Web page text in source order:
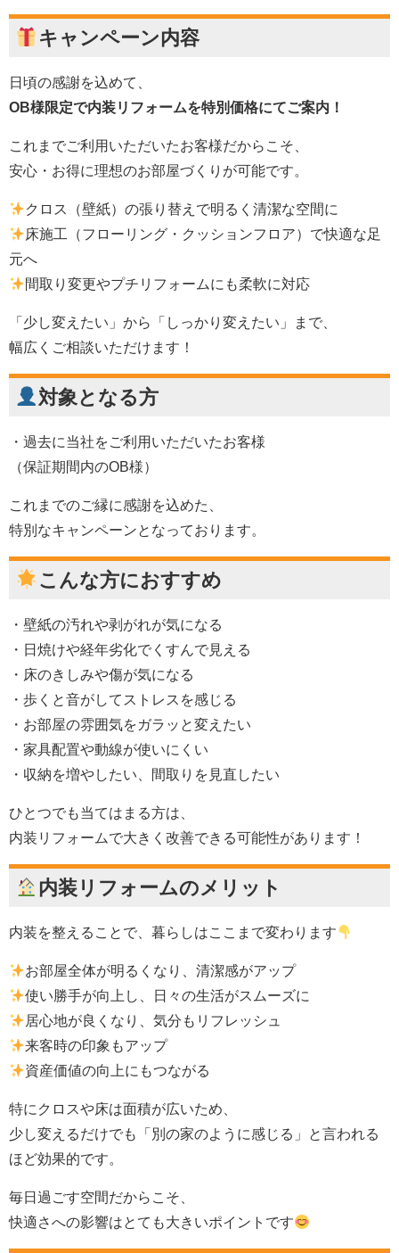
キャンペーン内容
日頃の感謝を込めて、
OB様限定で内装リフォームを特別価格にてご案内！
これまでご利用いただいたお客様だからこそ、
安心・お得に理想のお部屋づくりが可能です。
クロス（壁紙）の張り替えで明るく清潔な空間に
床施工（フローリング・クッションフロア）で快適な足
元へ
間取り変更やプチリフォームにも柔軟に対応
「少し変えたい」から「しっかり変えたい」まで、
幅広くご相談いただけます！
対象となる方
・過去に当社をご利用いただいたお客様
（保証期間内のOB様）
これまでのご縁に感謝を込めた、
特別なキャンペーンとなっております。
こんな方におすすめ
・壁紙の汚れや剥がれが気になる
・日焼けや経年劣化でくすんで見える
・床のきしみや傷が気になる
・歩くと音がしてストレスを感じる
・お部屋の雰囲気をガラッと変えたい
・家具配置や動線が使いにくい
・収納を増やしたい、間取りを見直したい
ひとつでも当てはまる方は、
内装リフォームで大きく改善できる可能性があります！
内装リフォームのメリット
内装を整えることで、暮らしはここまで変わります
お部屋全体が明るくなり、清潔感がアップ
使い勝手が向上し、日々の生活がスムーズに
居心地が良くなり、気分もリフレッシュ
来客時の印象もアップ
資産価値の向上にもつながる
特にクロスや床は面積が広いため、
少し変えるだけでも「別の家のように感じる」と言われる
ほど効果的です。
毎日過ごす空間だからこそ、
快適さへの影響はとても大きいポイントです